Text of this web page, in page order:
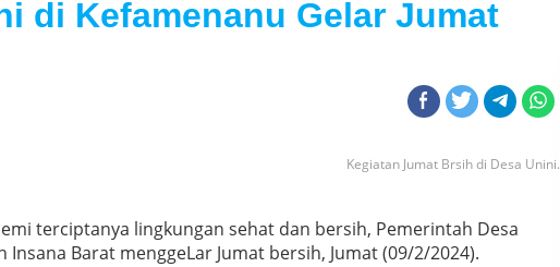
di Kefamenanu Gelar Jumat
Kegiatan Jumat Brsih di Desa Unini.
terciptanya lingkungan sehat dan bersih, Pemerintah Desa
Insana Barat menggeLar Jumat bersih, Jumat (09/2/2024).